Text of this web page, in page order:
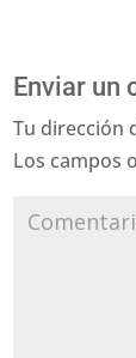
Enviar un
Tu dirección
Los campos